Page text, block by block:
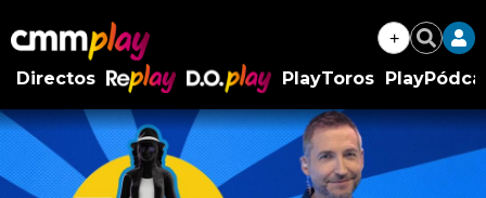
+ Buscar
Directos
RePlay
D.O.Play
PlayToros